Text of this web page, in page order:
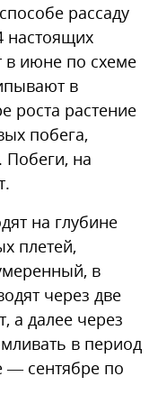
рассаду
настоящих
в июне по схеме
в
роста растение
побега,
на
на глубине
плетей,
в
через две
а далее через
в период
— сентябре по